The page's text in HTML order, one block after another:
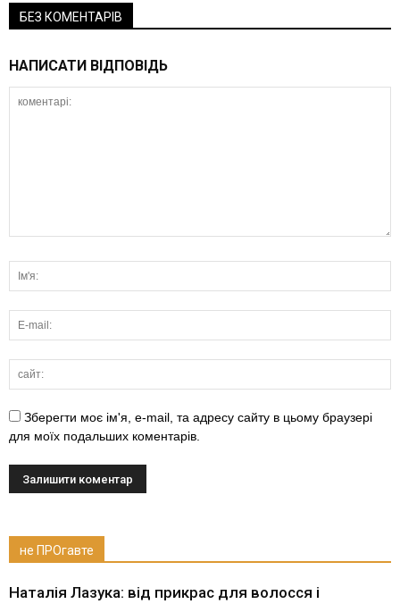
БЕЗ КОМЕНТАРІВ
НАПИСАТИ ВІДПОВІДЬ
Зберегти моє ім'я, e-mail, та адресу сайту в цьому браузері
для моїх подальших коментарів.
не ПРОгавте
Наталія Лазука: від прикрас для волосся і